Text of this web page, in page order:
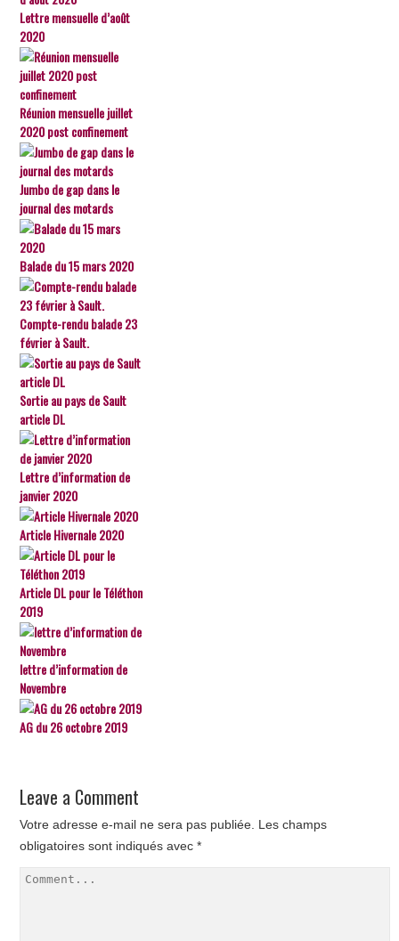
Lettre mensuelle d’août
2020
Réunion mensuelle juillet
2020 post confinement
Jumbo de gap dans le
journal des motards
Balade du 15 mars 2020
Compte-rendu balade 23
février à Sault.
Sortie au pays de Sault
article DL
Lettre d’information de
janvier 2020
Article Hivernale 2020
Article DL pour le Téléthon
2019
lettre d’information de
Novembre
AG du 26 octobre 2019
Leave a Comment
Votre adresse e-mail ne sera pas publiée. Les champs
obligatoires sont indiqués avec*